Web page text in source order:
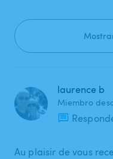
laurence b
Miembro
Au plaisir de vous